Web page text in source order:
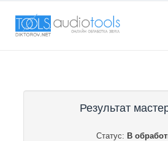
Результат
Статус: В